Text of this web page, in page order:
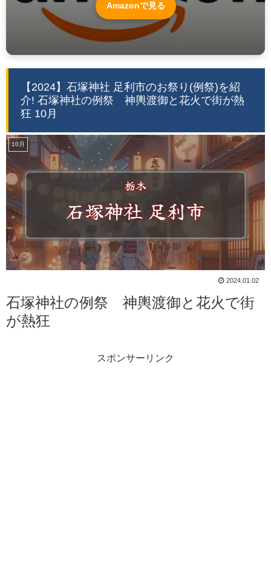
Amazonで見る
【2024】石塚神社 足利市のお祭り(例祭)を紹
介! 石塚神社の例祭 神輿渡御と花火で街が熱
狂 10月
10月
2024.01.02
石塚神社の例祭 神輿渡御と花火で街
が熱狂
スポンサーリンク